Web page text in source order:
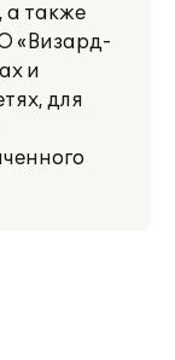
а также
«Визард-
и
для